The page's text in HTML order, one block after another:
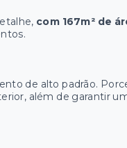
com 167m² de
de alto padrão.
além de garantir